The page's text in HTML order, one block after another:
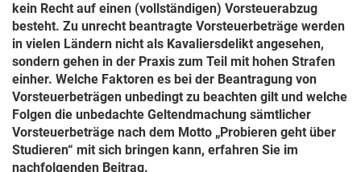
kein Recht auf einen (vollständigen) Vorsteuerabzug
besteht. Zu unrecht beantragte Vorsteuerbeträge werden
in vielen Ländern nicht als Kavaliersdelikt angesehen,
sondern gehen in der Praxis zum Teil mit hohen Strafen
einher. Welche Faktoren es bei der Beantragung von
Vorsteuerbeträgen unbedingt zu beachten gilt und welche
Folgen die unbedachte Geltendmachung sämtlicher
Vorsteuerbeträge nach dem Motto „Probieren geht über
Studieren“ mit sich bringen kann, erfahren Sie im
nachfolgenden Beitrag.